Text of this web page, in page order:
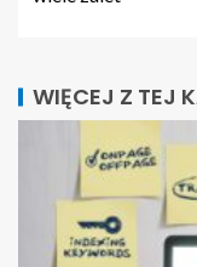
WIĘCEJ Z TEJ